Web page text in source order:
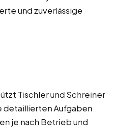
und zuverlässige
Tischler und Schreiner
detaillierten Aufgaben
je nach Betrieb und